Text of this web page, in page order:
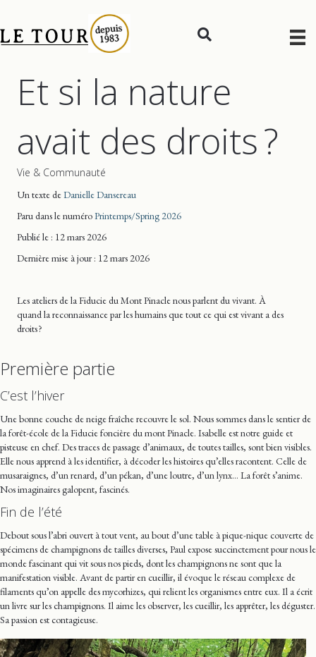
Et si la nature
avait des droits ?
Vie & Communauté
Un texte deDanielle Dansereau
Paru dans le numéroPrintemps/Spring 2026
Publié le : 12 mars 2026
Dernière mise à jour: 12 mars 2026
Les ateliers de la Fiducie du Mont Pinacle nous parlent du vivant. À
quand la reconnaissance par les humains que tout ce qui est vivant a des
droits ?
Première partie
C’est l’hiver
Une bonne couche de neige fraîche recouvre le sol. Nous sommes dans le sentier de
la forêt-école de la Fiducie foncière du mont Pinacle. Isabelle est notre guide et
pisteuse en chef. Des traces de passage d’animaux, de toutes tailles, sont bien visibles.
Elle nous apprend à les identifier, à décoder les histoires qu’elles racontent. Celle de
musaraignes, d’un renard, d’un pékan, d’une loutre, d’un lynx… La forêt s’anime.
Nos imaginaires galopent, fascinés.
Fin de l’été
Debout sous l’abri ouvert à tout vent, au bout d’une table à pique-nique couverte de
spécimens de champignons de tailles diverses, Paul expose succinctement pour nous le
monde fascinant qui vit sous nos pieds, dont les champignons ne sont que la
manifestation visible. Avant de partir en cueillir, il évoque le réseau complexe de
filaments qu’on appelle des mycorhizes, qui relient les organismes entre eux. Il a écrit
un livre sur les champignons. Il aime les observer, les cueillir, les apprêter, les déguster.
Sa passion est contagieuse.